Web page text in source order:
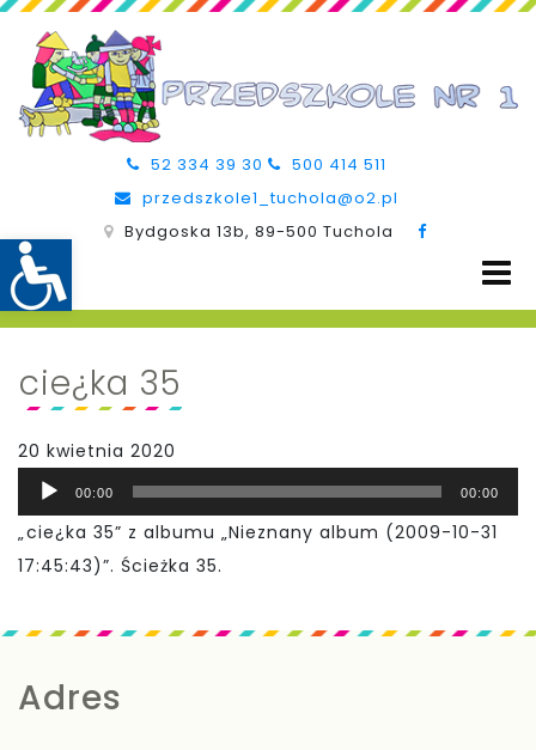
52 334 39 30
500 414 511
przedszkole1_tuchola@o2.pl
Bydgoska 13b, 89-500 Tuchola
cie¿ka 35
20 kwietnia 2020
Odtwarzacz
plików
00:00 00:00
„cie¿ka 35” z albumu „Nieznany album (2009-10-31
17:45:43)”. Ścieżka 35.
Adres